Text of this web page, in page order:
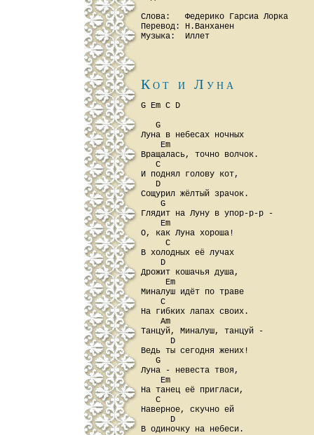
Слова:   Федерико Гарсиа Лорка
Перевод: Н.Ванханен
Кот и Луна
G Em C D
   G
Луна в небесах ночных
    Em
Вращалась, точно волчок.
   C
И поднял голову кот,
   D
Сощурил жёлтый зрачок.
    G
Глядит на Луну в упор-р-р -
    Em
О, как Луна хороша!
     C
В холодных её лучах
    D
Дрожит кошачья душа,
     Em
Миналуш идёт по траве
    C
На гибких лапах своих.
    Am
Танцуй, Миналуш, танцуй -
      D
Ведь ты сегодня жених!
   G
Луна - невеста твоя,
    Em
На танец её пригласи,
   C
Наверное, скучно ей
      D
В одиночку на небеси.